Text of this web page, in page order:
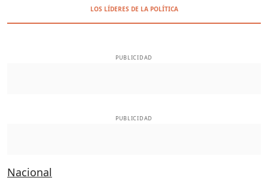
LOS LÍDERES DE LA POLÍTICA
PUBLICIDAD
PUBLICIDAD
Nacional